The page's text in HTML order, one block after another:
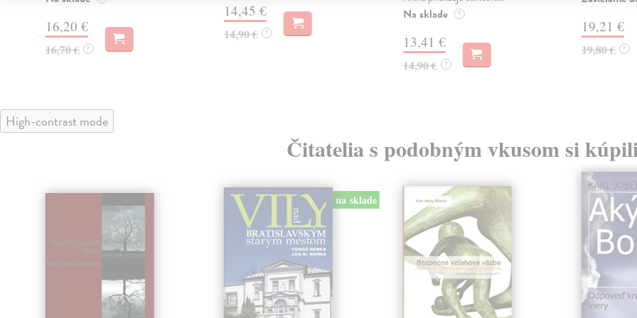
16,20 €
16,70 € ?
14,45 €
14,90 € ?
Na sklade ?
13,41 €
14,90 € ?
19,21 €
19,80 € ?
High-contrast mode
Čitatelia s podobným vkusom si
na sklade